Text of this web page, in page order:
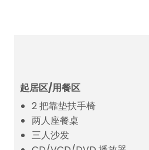
起居区/用餐区
2 把靠垫扶手椅
两人座餐桌
三人沙发